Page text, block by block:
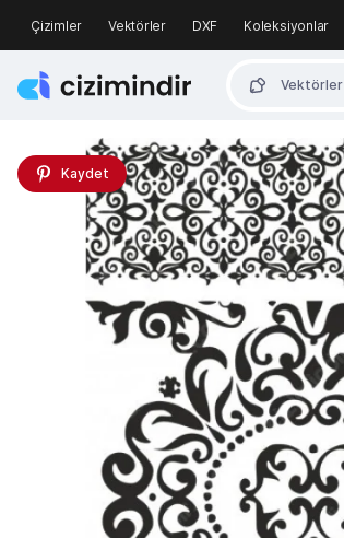
Çizimler Vektörler DXF Koleksiyonlar
Vektörler
Kaydet